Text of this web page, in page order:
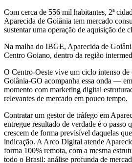
Com cerca de 556 mil habitantes, 2ª
Aparecida de Goiânia tem mercado
sustentar uma operação de aquisição de
Na malha do IBGE, Aparecida de
Centro Goiano, dentro da região
O Centro-Oeste vive um ciclo intenso de
Goiânia-GO acompanha essa onda —
momento com marketing digital
relevantes de mercado em pouco tempo.
Contratar um gestor de tráfego em
entregue resultado de verdade é o passo
crescem de forma previsível daquelas
indicação. A Arco Digital atende
forma 100% remota, com a mesma
todo o Brasil: análise profunda de